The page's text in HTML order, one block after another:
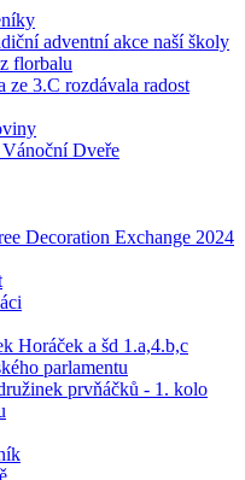
adventní akce naší školy
florbalu
ze 3.C rozdávala radost
Dveře
Decoration Exchange 2024
Horáček a šd 1.a,4.b,c
parlamentu
prvňáčků - 1. kolo